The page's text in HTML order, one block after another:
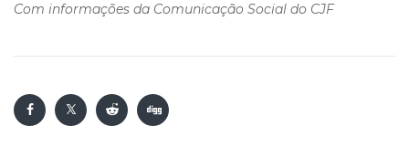
Com informações da Comunicação Social do CJF